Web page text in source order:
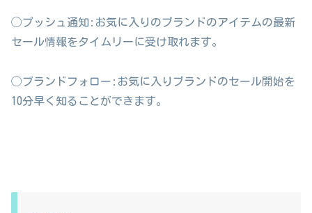
◯プッシュ通知:お気に入りのブランドのアイテムの最新
セール情報をタイムリーに受け取れます。
◯ブランドフォロー:お気に入りブランドのセール開始を
10分早く知ることができます。